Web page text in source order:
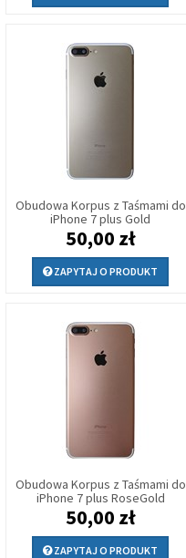
Obudowa Korpus z Taśmami do
iPhone 7 plus Gold
50,00 zł
ZAPYTAJ O PRODUKT
Obudowa Korpus z Taśmami do
iPhone 7 plus RoseGold
50,00 zł
ZAPYTAJ O PRODUKT